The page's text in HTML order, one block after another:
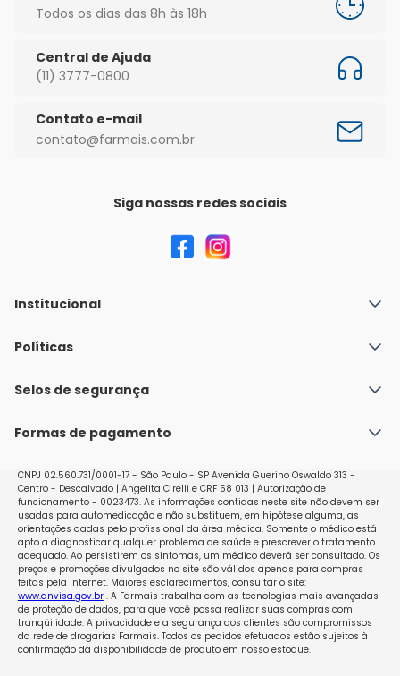
Todos os dias das 8h às 18h
Central de Ajuda
(11) 3777-0800
Contato e-mail
contato@farmais.com.br
Siga nossas redes sociais
Institucional
Quem Somos
Nossas lojas
Políticas
Política de Envio
Políticas de Trocas e Devoluções
Selos de segurança
Formas de pagamento
CNPJ 02.560.731/0001-17 - São Paulo - SP Avenida Guerino Oswaldo 313 -
Centro - Descalvado | Angelita Cirelli e CRF 58 013 | Autorização de
funcionamento - 0023473. As informações contidas neste site não devem ser
usadas para automedicação e não substituem, em hipótese alguma, as
orientações dadas pelo profissional da área médica. Somente o médico está
apto a diagnosticar qualquer problema de saúde e prescrever o tratamento
adequado. Ao persistirem os sintomas, um médico deverá ser consultado. Os
preços e promoções divulgados no site são válidos apenas para compras
feitas pela internet. Maiores esclarecimentos, consultar o site:
www.anvisa.gov.br. A Farmais trabalha com as tecnologias mais avançadas
de proteção de dados, para que você possa realizar suas compras com
tranqüilidade. A privacidade e a segurança dos clientes são compromissos
da rede de drogarias Farmais. Todos os pedidos efetuados estão sujeitos à
confirmação da disponibilidade de produto em nosso estoque.